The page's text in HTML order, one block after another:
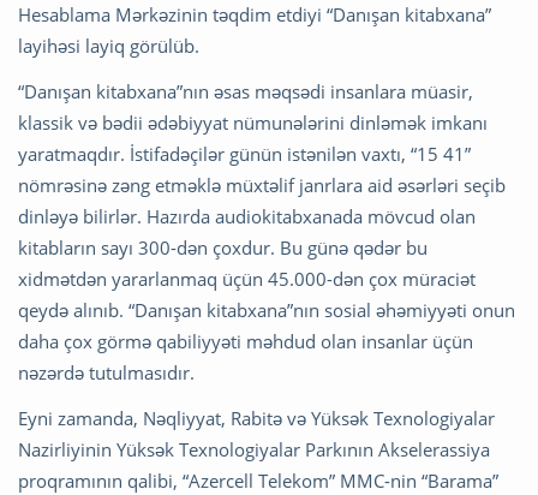
Hesablama Mərkəzinin təqdim etdiyi “Danışan kitabxana”
layihəsi layiq görülüb.
“Danışan kitabxana”nın əsas məqsədi insanlara müasir,
klassik və bədii ədəbiyyat nümunələrini dinləmək imkanı
yaratmaqdır. İstifadəçilər günün istənilən vaxtı, “15 41”
nömrəsinə zəng etməklə müxtəlif janrlara aid əsərləri seçib
dinləyə bilirlər. Hazırda audiokitabxanada mövcud olan
kitabların sayı 300-dən çoxdur. Bu günə qədər bu
xidmətdən yararlanmaq üçün 45.000-dən çox müraciət
qeydə alınıb. “Danışan kitabxana”nın sosial əhəmiyyəti onun
daha çox görmə qabiliyyəti məhdud olan insanlar üçün
nəzərdə tutulmasıdır.
Eyni zamanda, Nəqliyyat, Rabitə və Yüksək Texnologiyalar
Nazirliyinin Yüksək Texnologiyalar Parkının Akselerassiya
proqramının qalibi, “Azercell Telekom” MMC-nin “Barama”